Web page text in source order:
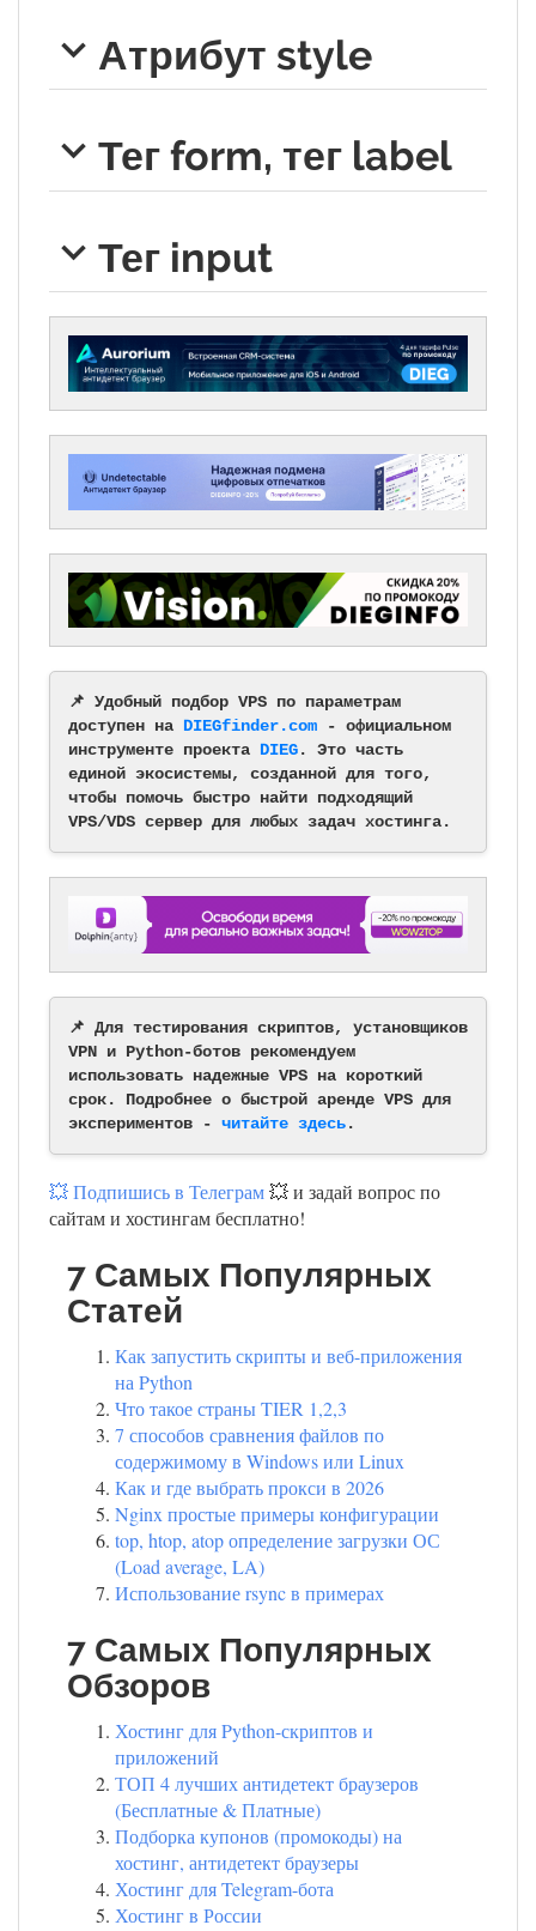
Атрибут style
Тег form, тег label
Тег input
📌 Удобный подбор VPS по параметрам
доступен на DIEGfinder.com - официальном
инструменте проекта DIEG. Это часть
единой экосистемы, созданной для того,
чтобы помочь быстро найти подходящий
VPS/VDS сервер для любых задач хостинга.
📌 Для тестирования скриптов, установщиков
VPN и Python-ботов рекомендуем
использовать надежные VPS на короткий
срок. Подробнее о быстрой аренде VPS для
экспериментов - читайте здесь.
💥 Подпишись в Телеграм💥 и задай вопрос по
сайтам и хостингам бесплатно!
7 Самых Популярных
Статей
Как запустить скрипты и веб-приложения
на Python
Что такое страны TIER 1,2,3
7 способов сравнения файлов по
содержимому в Windows или Linux
Как и где выбрать прокси в 2026
Nginx простые примеры конфигурации
top, htop, atop определение загрузки ОС
(Load average, LA)
Использование rsync в примерах
7 Самых Популярных
Обзоров
Хостинг для Python-скриптов и
приложений
ТОП 4 лучших антидетект браузеров
(Бесплатные & Платные)
Подборка купонов (промокоды) на
хостинг, антидетект браузеры
Хостинг для Telegram-бота
Хостинг в России